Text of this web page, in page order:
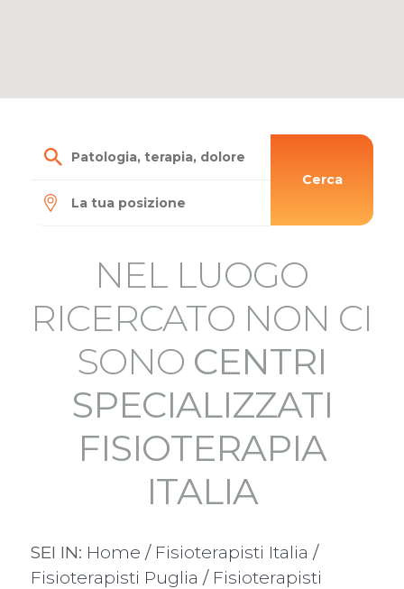
Cerca
NEL LUOGO
RICERCATO NON CI
SONO CENTRI
SPECIALIZZATI
FISIOTERAPIA
ITALIA
SEI IN: Home / Fisioterapisti Italia /
Fisioterapisti Puglia / Fisioterapisti